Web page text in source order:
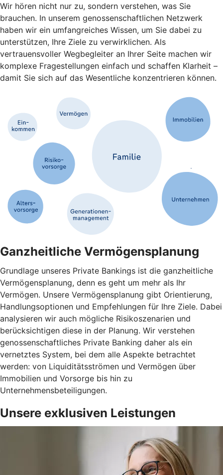
Wir hören nicht nur zu, sondern verstehen, was Sie
brauchen. In unserem genossenschaftlichen Netzwerk
haben wir ein umfangreiches Wissen, um Sie dabei zu
unterstützen, Ihre Ziele zu verwirklichen. Als
vertrauensvoller Wegbegleiter an Ihrer Seite machen wir
komplexe Fragestellungen einfach und schaffen Klarheit –
damit Sie sich auf das Wesentliche konzentrieren können.
Ganzheitliche Vermögensplanung
Grundlage unseres Private Bankings ist die ganzheitliche
Vermögensplanung, denn es geht um mehr als Ihr
Vermögen. Unsere Vermögensplanung gibt Orientierung,
Handlungsoptionen und Empfehlungen für Ihre Ziele. Dabei
analysieren wir auch mögliche Risikoszenarien und
berücksichtigen diese in der Planung. Wir verstehen
genossenschaftliches Private Banking daher als ein
vernetztes System, bei dem alle Aspekte betrachtet
werden: von Liquiditätsströmen und Vermögen über
Immobilien und Vorsorge bis hin zu
Unternehmensbeteiligungen.
Unsere exklusiven Leistungen